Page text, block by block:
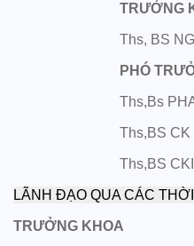
TRƯỞNG
Ths, BS
PHÓ
Ths,Bs
Ths,BS CK
Ths,BS
LÃNH ĐẠO QUA CÁC
TRƯỞNG KHOA